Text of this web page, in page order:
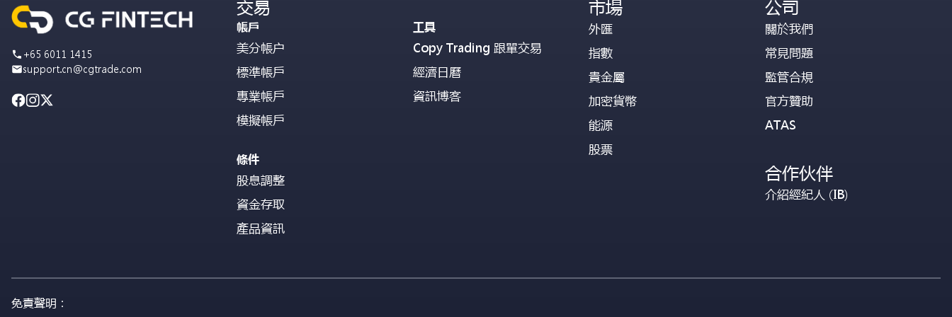
+65 6011 1415
support.cn@cgtrade.com
交易
帳戶
美分帳户
標準帳戶
專業帳戶
模擬帳戶
條件
股息調整
資金存取
產品資訊
工具
Copy Trading 跟單交易
經濟日曆
資訊博客
市場
外匯
指數
貴金屬
加密貨幣
能源
股票
公司
關於我們
常見問題
監管合規
官方贊助
ATAS
合作伙伴
介紹經紀人 (IB)
免責聲明：